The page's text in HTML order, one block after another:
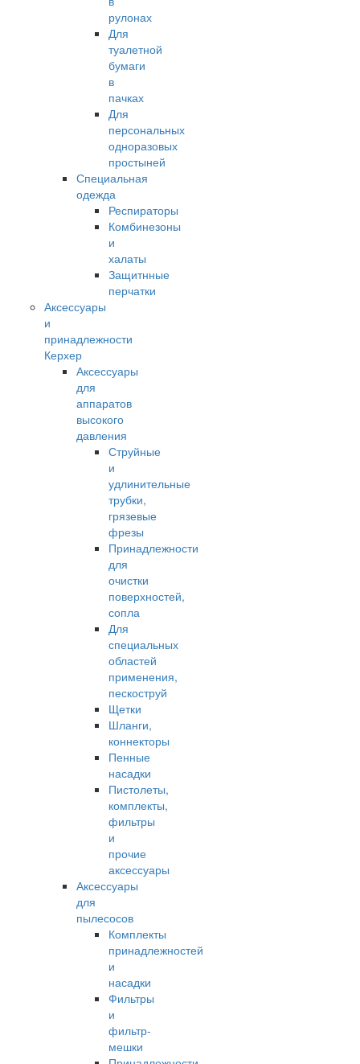
рулонах
Для
туалетной
бумаги
в
пачках
Для
персональных
одноразовых
простыней
Специальная
одежда
Респираторы
Комбинезоны
и
халаты
Защитнные
перчатки
Аксессуары
и
принадлежности
Керхер
Аксессуары
для
аппаратов
высокого
давления
Струйные
и
удлинительные
трубки,
грязевые
фрезы
Принадлежности
для
очистки
поверхностей,
сопла
Для
специальных
областей
применения,
пескоструй
Щетки
Шланги,
коннекторы
Пенные
насадки
Пистолеты,
комплекты,
фильтры
и
прочие
аксессуары
Аксессуары
для
пылесосов
Комплекты
принадлежностей
и
насадки
Фильтры
и
фильтр-
мешки